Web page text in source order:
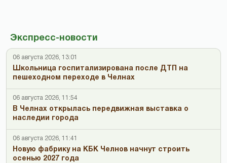
Экспресс-новости
06 августа 2026, 13:01
Школьница госпитализирована после ДТП на
пешеходном переходе в Челнах
06 августа 2026, 11:54
В Челнах открылась передвижная выставка о
наследии города
06 августа 2026, 11:41
Новую фабрику на КБК Челнов начнут строить
осенью 2027 года